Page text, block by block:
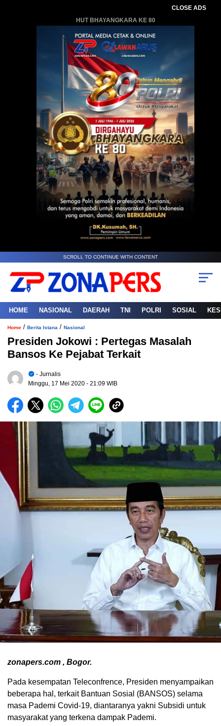
CLOSE ADS
HUT BHAYANGKARA KE 80
SCROLL TO CONTINUE WITH CONTENT
HOME NASIONAL DAERAH TNI POLRI SOSIAL
Home / Berita Istana / Nasional
Presiden Jokowi : Pertegas Masalah
Bansos Ke Pejabat Terkait
- Jurnalis
Minggu, 17 Mei 2020 - 21:09 WIB
zonapers.com , Bogor.
Pada kesempatan Teleconfrence, Presiden menyampaikan
beberapa hal, terkait Bantuan Sosial (BANSOS) selama
masa Pademi Covid-19, diantaranya yakni Subsidi untuk
masyarakat yang terkena dampak Pademi.